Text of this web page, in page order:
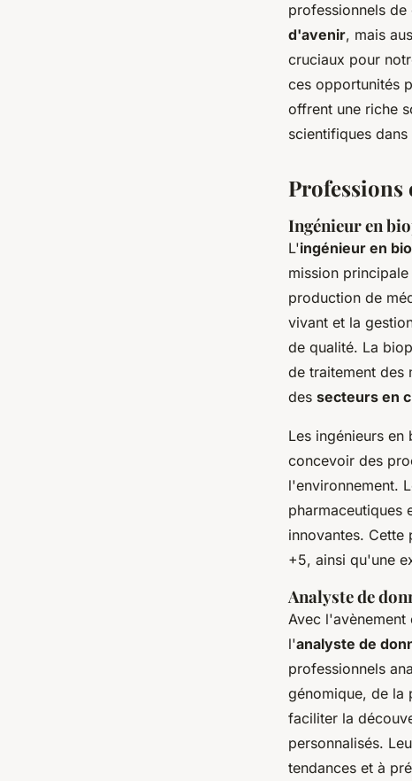
professionnels de
d'avenir, mais
cruciaux pour
ces opportunités
offrent une riche
scientifiques
Professions
Ingénieur en
L'ingénieur en
mission
production de
vivant et la
de qualité. La
de traitement des
des secteurs en
Les ingénieurs
concevoir des
l'environnement.
pharmaceutiques
innovantes. Cette
+5, ainsi qu'une
Analyste de
Avec l'avènement
l'analyste de
professionnels
génomique, de la
faciliter la
personnalisés.
tendances et à